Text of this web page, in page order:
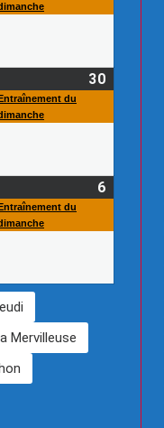
30
du
6
du
Mervilleuse